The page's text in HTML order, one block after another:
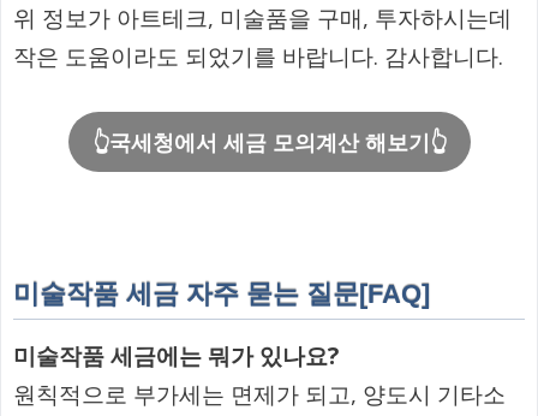
위 정보가 아트테크, 미술품을 구매, 투자하시는데
작은 도움이라도 되었기를 바랍니다. 감사합니다.
👆국세청에서 세금 모의계산 해보기👆
미술작품 세금 자주 묻는 질문[FAQ]
미술작품 세금에는 뭐가 있나요?
원칙적으로 부가세는 면제가 되고, 양도시 기타소